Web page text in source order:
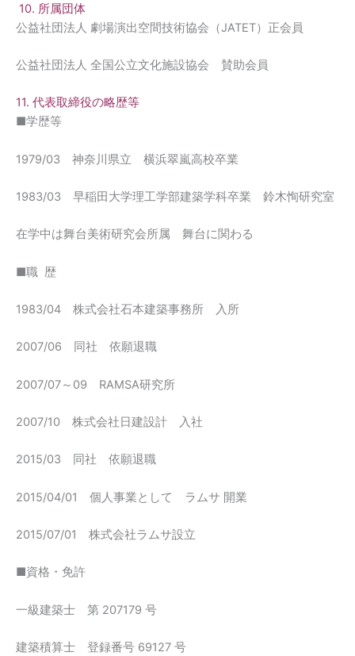
10. 所属団体
公益社団法人 劇場演出空間技術協会（JATET）正会員
公益社団法人 全国公立文化施設協会 賛助会員
11. 代表取締役の略歴等
■学歴等
1979/03 神奈川県立 横浜翠嵐高校卒業
1983/03 早稲田大学理工学部建築学科卒業 鈴木恂研究室
在学中は舞台美術研究会所属 舞台に関わる
■職 歴
1983/04 株式会社石本建築事務所 入所
2007/06 同社 依願退職
2007/07～09 RAMSA研究所
2007/10 株式会社日建設計 入社
2015/03 同社 依願退職
2015/04/01 個人事業として ラムサ 開業
2015/07/01 株式会社ラムサ設立
■資格・免許
一級建築士 第 207179 号
建築積算士 登録番号 69127 号